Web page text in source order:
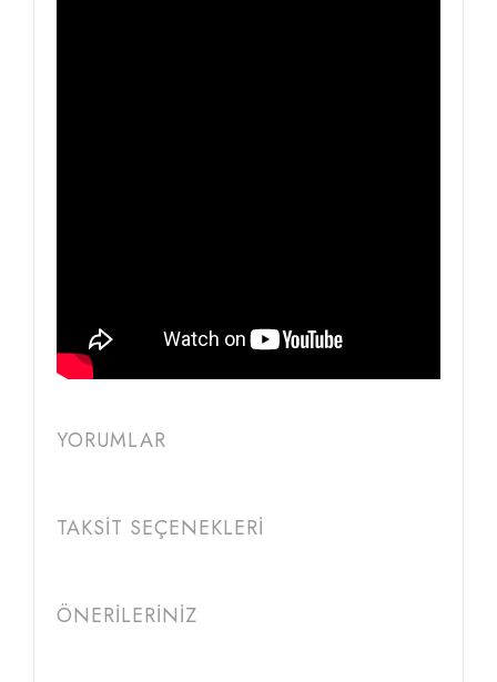
YORUMLAR
TAKSİT SEÇENEKLERİ
ÖNERİLERİNİZ